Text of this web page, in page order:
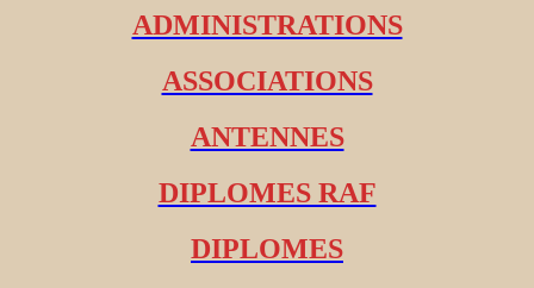
ADMINISTRATIONS
ASSOCIATIONS
ANTENNES
DIPLOMES RAF
DIPLOMES